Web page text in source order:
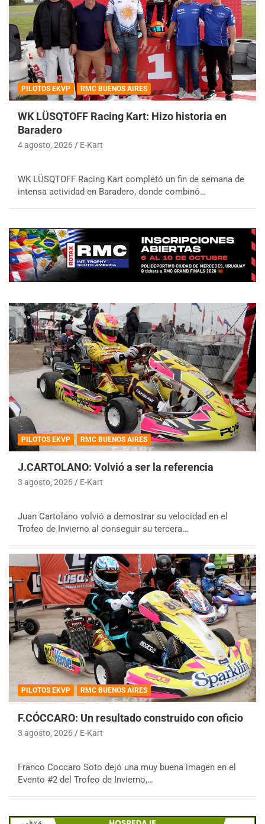
PILOTOS EKVP RMC BUENOS AIRES
WK LÜSQTOFF Racing Kart: Hizo historia en
Baradero
4 agosto, 2026 E-Kart
WK LÜSQTOFF Racing Kart completó un fin de semana de
intensa actividad en Baradero, donde combinó…
PILOTOS EKVP RMC BUENOS AIRES
J.CARTOLANO: Volvió a ser la referencia
3 agosto, 2026 E-Kart
Juan Cartolano volvió a demostrar su velocidad en el
Trofeo de Invierno al conseguir su tercera…
PILOTOS EKVP RMC BUENOS AIRES
F.CÓCCARO: Un resultado construido con oficio
3 agosto, 2026 E-Kart
Franco Coccaro Soto dejó una muy buena imagen en el
Evento #2 del Trofeo de Invierno,…